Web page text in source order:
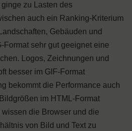
zu Lasten des
auch ein Ranking-Kriterium
Gebäuden und
Format sehr gut geeignet eine
Logos, Zeichnungen und
besser im GIF-Format
bekommt die Performance auch
im HTML-Format
die Browser und die
von Bild und Text zu